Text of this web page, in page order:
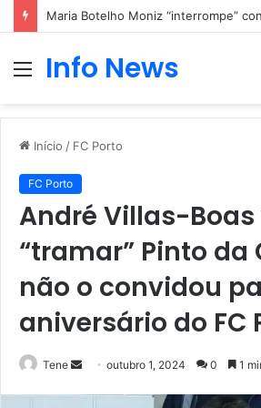
Maria Botelho Moniz “interrompe”
Menu
Info News
Início / FC Porto
FC Porto
André Villas-
“tramar” Pinto da
não o convidou
aniversário do FC
Tene
Mandeoutubro 1, 2024 0 1